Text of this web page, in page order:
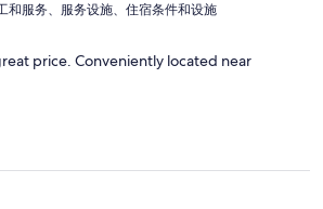
和服务、服务设施、住宿条件和设施
price. Conveniently located near